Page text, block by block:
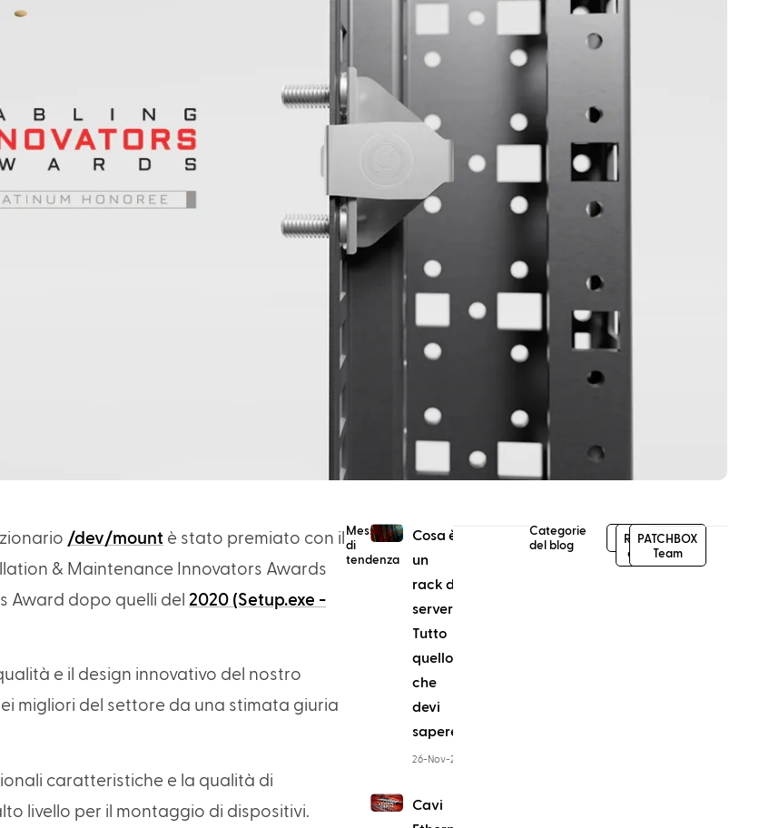
/dev/mount è stato premiato con il
& Maintenance Innovators Awards
Award dopo quelli del 2020 (Setup.exe -
e il design innovativo del nostro
migliori del settore da una stimata giuria
caratteristiche e la qualità di
livello per il montaggio di dispositivi.
Messaggi
di
tendenza
Cosa è
un
rack di
server?
Tutto
quello
che
devi
sapere
26-Nov-21
Cavi
Categorie
del blog
News
Rete
e IT
PATCHBOX
Team